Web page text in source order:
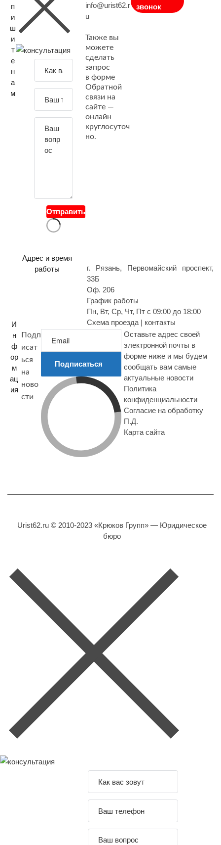
п
и
ш
и
т
е
н
а
м
с
Отправить
info@urist62.r
u
Также вы
можете
сделать
запрос
в форме
Обратной
связи на
сайте —
онлайн
круглосуточ
но.
звонок
Адрес и время
работы
г. Рязань, Первомайский проспект,
33Б
Оф. 206
График работы
Пн, Вт, Ср, Чт, Пт с 09:00 до 18:00
Схема проезда | контакты
И
н
ф
ор
м
ац
ия
Подп
исат
ься
на
ново
сти
Подписаться
Оставьте адрес своей
электронной почты в
форме ниже и мы будем
сообщать вам самые
актуальные новости
Политика
конфиденциальности
Согласие на обработку
П.Д.
Карта сайта
Urist62.ru © 2010-2023 «Крюков Групп» — Юридическое
бюро